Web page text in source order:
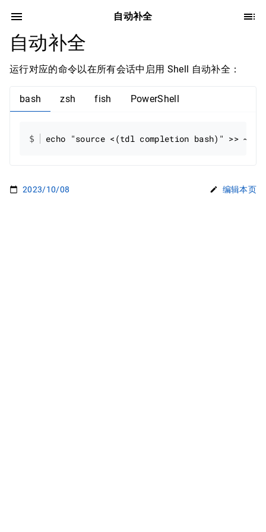
自动补全
自动补全
运行对应的命令以在所有会话中启用 Shell 自动补全：
bash
echo "source <(tdl completion bash)" >> ~/
zsh fish PowerShell
2023/10/08 编辑本页